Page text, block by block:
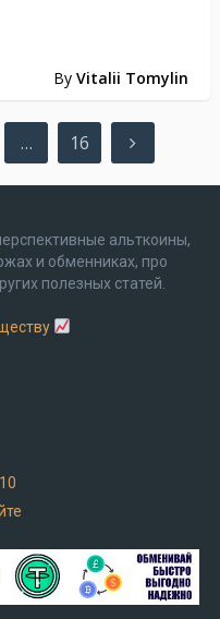
By Vitalii Tomylin
… 16
альткоины,
и обменниках, про
полезных статей.